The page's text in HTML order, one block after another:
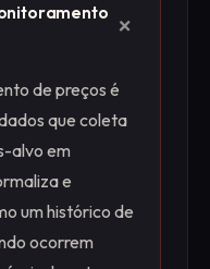
+
de preços é
que coleta
alvo em
e
um histórico de
ocorrem